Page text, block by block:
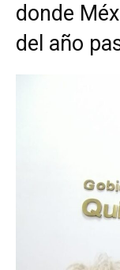
donde
del año